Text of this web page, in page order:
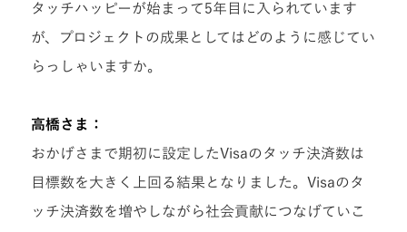
タッチハッピーが始まって5年目に入られています
が、プロジェクトの成果としてはどのように感じてい
らっしゃいますか。
高橋さま：
おかげさまで期初に設定したVisaのタッチ決済数は
目標数を大きく上回る結果となりました。Visaのタ
ッチ決済数を増やしながら社会貢献につなげていこ